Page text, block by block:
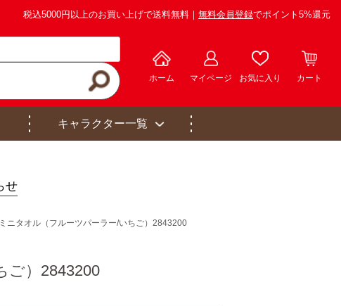
税込5000円以上のお買い上げで送料無料｜ 無料会員登録でポイント5%還元
ホーム マイページ お気に入り カート
キャラクター一覧
せ
ニタオル（フルーツパーラー/いちご）2843200
ご）2843200